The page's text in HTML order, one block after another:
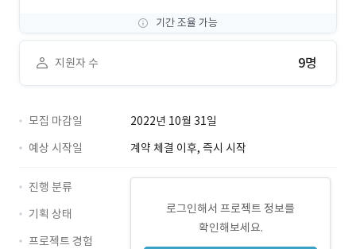
기간 조율 가능
지원자 수 9명
모집 마감일
2022년 10월 31일
예상 시작일
계약 체결 이후, 즉시 시작
로그인해서 프로젝트 정보를
확인해보세요.
진행 분류
기획 상태
프로젝트 경험